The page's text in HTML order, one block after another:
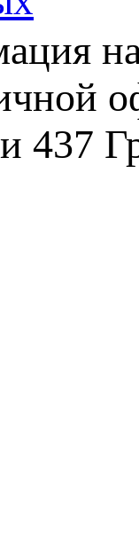
на
437